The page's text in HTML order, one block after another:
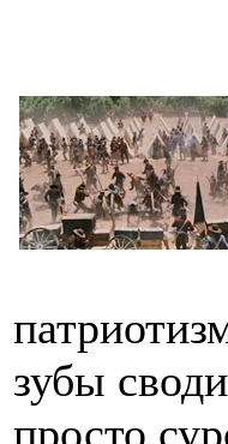
зубы
просто